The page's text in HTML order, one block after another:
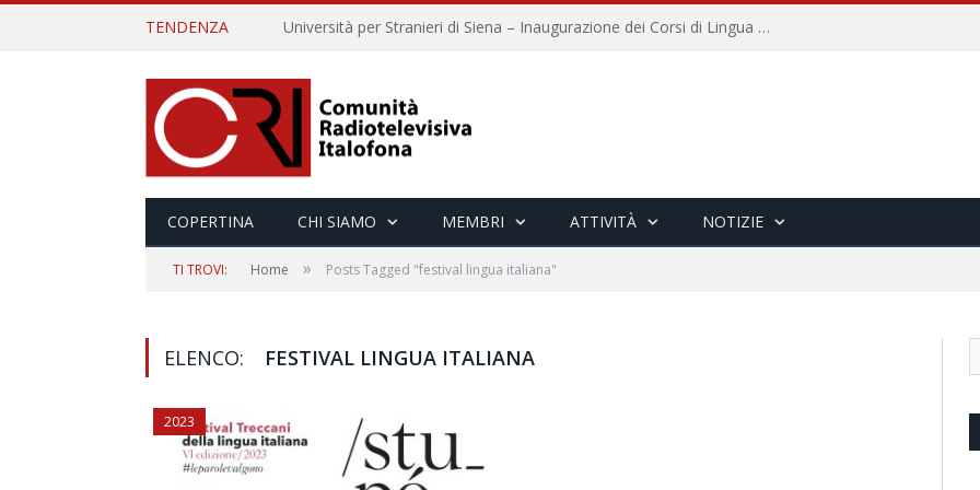
TENDENZA Università per Stranieri di Siena – Inaugurazione dei Corsi di Lingua e Cultura Italiana, 109a annata
COPERTINA CHI SIAMO MEMBRI ATTIVITÀ NOTIZIE
TI TROVI: Home » Posts Tagged "festival lingua italiana"
ELENCO: FESTIVAL LINGUA ITALIANA
2023